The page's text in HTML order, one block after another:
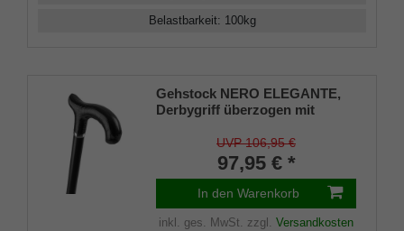
Belastbarkeit: 100kg
Gehstock NERO ELEGANTE,
Derbygriff überzogen mit
Glatt-Leder, Stock schwarz
lackiertes Buchenholz,
Chromring, Gummipuffer
UVP 106,95 €
97,95 € *
In den Warenkorb
inkl. ges. MwSt. zzgl. Versandkosten